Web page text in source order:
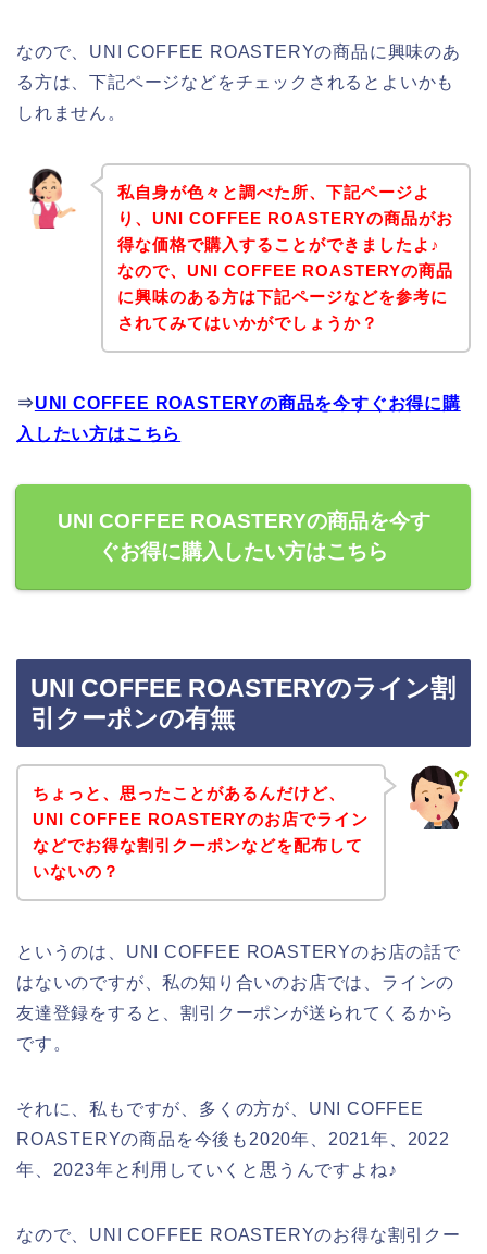
なので、UNI COFFEE ROASTERYの商品に興味のあ
る方は、下記ページなどをチェックされるとよいかも
しれません。
私自身が色々と調べた所、下記ページよ
り、UNI COFFEE ROASTERYの商品がお
得な価格で購入することができましたよ♪
なので、UNI COFFEE ROASTERYの商品
に興味のある方は下記ページなどを参考に
されてみてはいかがでしょうか？
⇒UNI COFFEE ROASTERYの商品を今すぐお得に購
入したい方はこちら
UNI COFFEE ROASTERYの商品を今す
ぐお得に購入したい方はこちら
UNI COFFEE ROASTERYのライン割
引クーポンの有無
ちょっと、思ったことがあるんだけど、
UNI COFFEE ROASTERYのお店でライン
などでお得な割引クーポンなどを配布して
いないの？
というのは、UNI COFFEE ROASTERYのお店の話で
はないのですが、私の知り合いのお店では、ラインの
友達登録をすると、割引クーポンが送られてくるから
です。
それに、私もですが、多くの方が、UNI COFFEE
ROASTERYの商品を今後も2020年、2021年、2022
年、2023年と利用していくと思うんですよね♪
なので、UNI COFFEE ROASTERYのお得な割引クー